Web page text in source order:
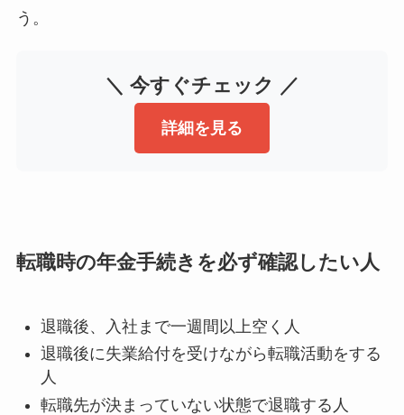
う。
＼ 今すぐチェック ／
詳細を見る
転職時の年金手続きを必ず確認したい人
退職後、入社まで一週間以上空く人
退職後に失業給付を受けながら転職活動をする
人
転職先が決まっていない状態で退職する人